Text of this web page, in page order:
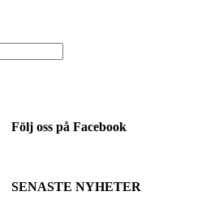
Följ oss på Facebook
SENASTE NYHETER